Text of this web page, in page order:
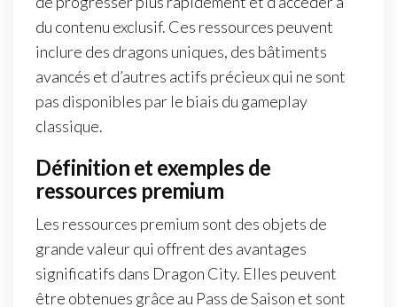
du contenu exclusif. Ces ressources peuvent
inclure des dragons uniques, des bâtiments
avancés et d’autres actifs précieux qui ne sont
pas disponibles par le biais du gameplay
classique.
Définition et exemples de
ressources premium
Les ressources premium sont des objets de
grande valeur qui offrent des avantages
significatifs dans Dragon City. Elles peuvent
être obtenues grâce au Pass de Saison et sont